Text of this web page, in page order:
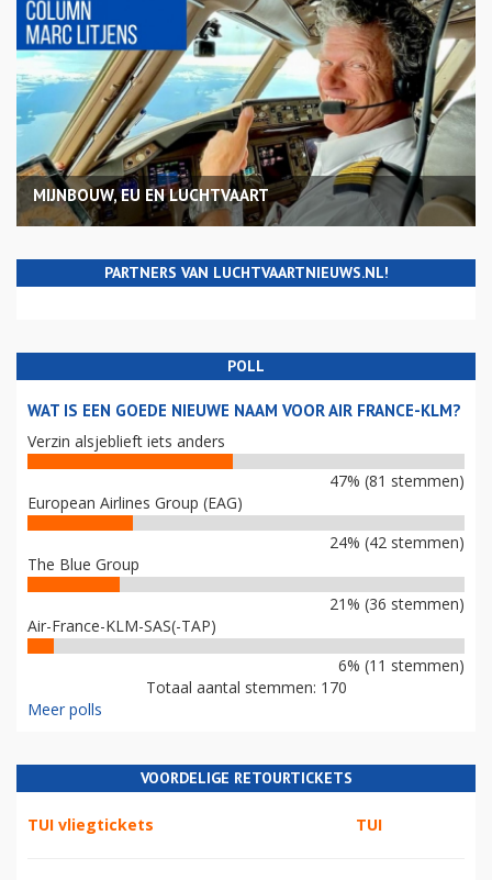
MIJNBOUW, EU EN LUCHTVAART
PARTNERS VAN LUCHTVAARTNIEUWS.NL!
POLL
WAT IS EEN GOEDE NIEUWE NAAM VOOR AIR FRANCE-KLM?
Verzin alsjeblieft iets anders
47% (81 stemmen)
European Airlines Group (EAG)
24% (42 stemmen)
The Blue Group
21% (36 stemmen)
Air-France-KLM-SAS(-TAP)
6% (11 stemmen)
Totaal aantal stemmen: 170
Meer polls
VOORDELIGE RETOURTICKETS
TUI vliegtickets TUI